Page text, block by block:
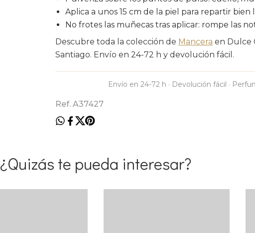
Aplica a unos 15 cm de la piel para repartir bien
No frotes las muñecas tras aplicar: rompe las
Descubre toda la colección de Mancera en Dulce
Santiago. Envío en 24-72 h y devolución fácil.
Envío en 24-72 h · Devolución fácil ·
Ref. A37427
¿Quizás te pueda interesar?